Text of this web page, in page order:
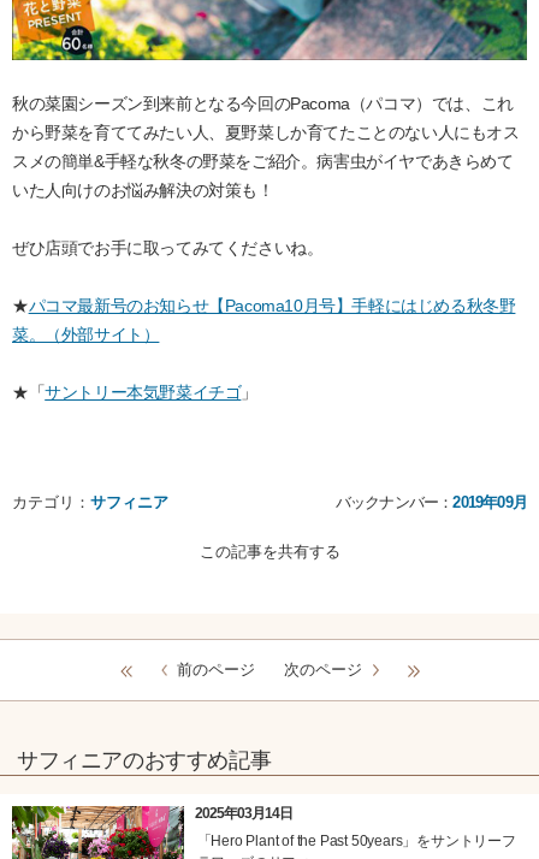
秋の菜園シーズン到来前となる今回のPacoma（パコマ）では、これ
から野菜を育ててみたい人、夏野菜しか育てたことのない人にもオス
スメの簡単&手軽な秋冬の野菜をご紹介。病害虫がイヤであきらめて
いた人向けのお悩み解決の対策も！
ぜひ店頭でお手に取ってみてくださいね。
★パコマ最新号のお知らせ【Pacoma10月号】手軽にはじめる秋冬野
菜。（外部サイト）
★「サントリー本気野菜イチゴ」
カテゴリ： サフィニア バックナンバー：2019年09月
この記事を共有する
前のページ 次のページ
サフィニアのおすすめ記事
2025年03月14日
「Hero Plant of the Past 50years」をサントリーフ